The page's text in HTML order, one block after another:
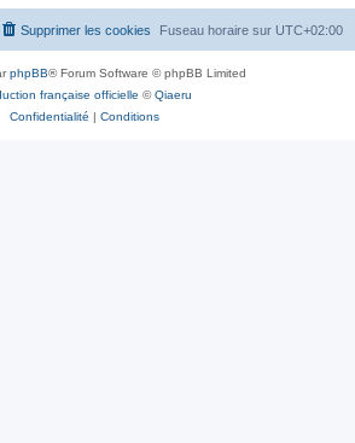
Fuseau horaire sur UTC+02:00
Supprimer les cookies
phpBB® Forum Software © phpBB Limited
française officielle ©Qiaeru
Confidentialité | Conditions